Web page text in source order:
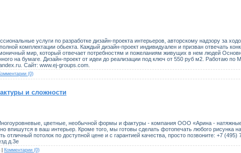
услуги по разработке дизайн-проекта интерьеров, авторскому надзору за
комплектации обьекта. Каждый дизайн-проект индивидуален и призван отвечать
мир, который отвечает потребностям и пожеланиям живущих в нем людей
на бумаге. Дизайн-проект от идеи до реализации под ключ от 550 руб м2. Работаю по
Сайт: www.ej-groups.com.
(0)
и сложности
Многоуровневые, цветные, необычной формы и фактуры - компания ООО «Арина -
впишутся в ваш интерьер. Кроме того, мы готовы сделать фотопечать любого рисунка
отличный потолок по доступной цене и с гарантией качества, просто позвоните: +7 (495)
д.3е
Комментарии (0)